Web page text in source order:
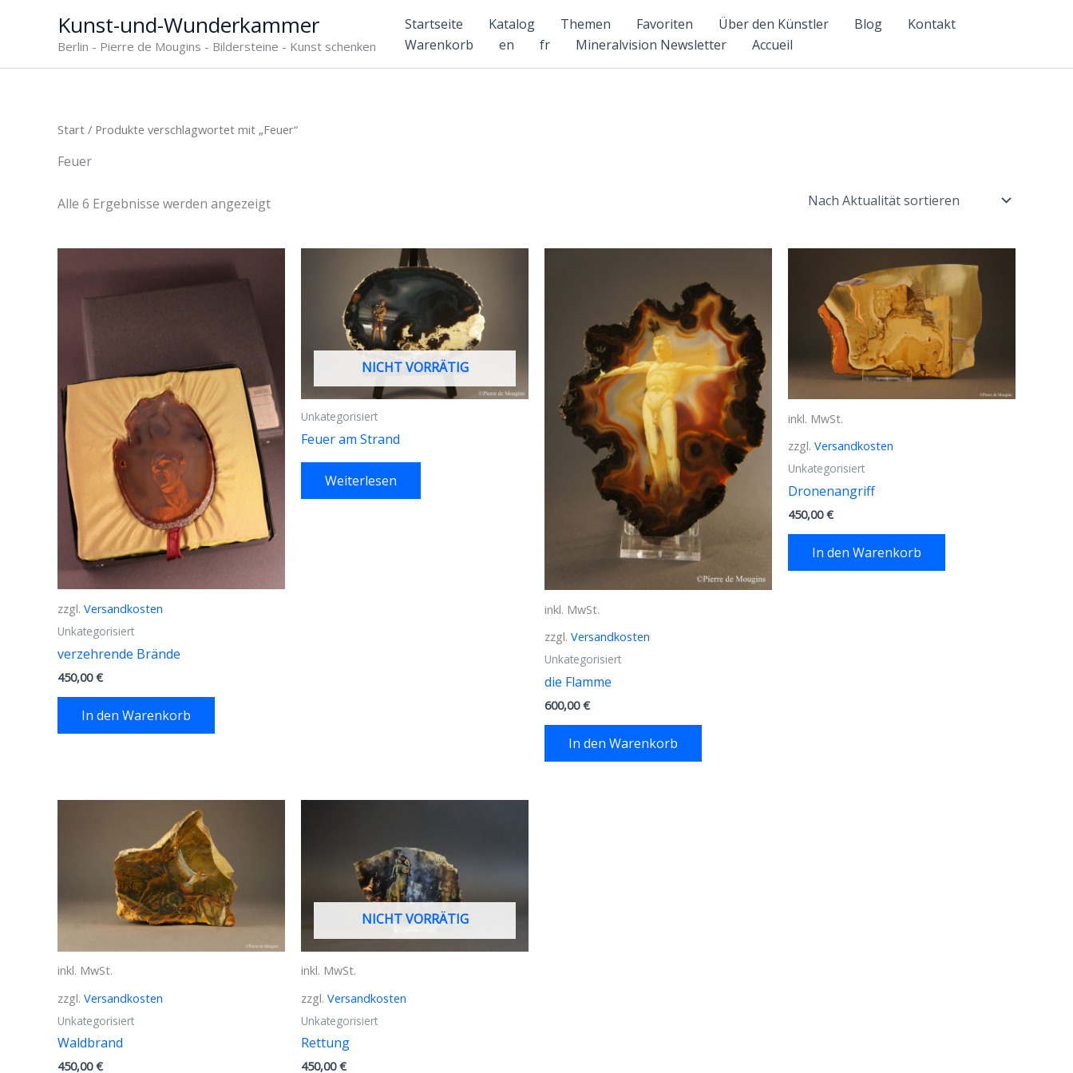
Kunst-und-Wunderkammer
Berlin - Pierre de Mougins - Bildersteine - Kunst schenken
Startseite Katalog Themen Favoriten Über den Künstler Blog
Kontakt
Warenkorb
en fr Mineralvision Newsletter Accueil
Start / Produkte verschlagwortet mit „Feuer“
Feuer
Alle 6 Ergebnisse werden angezeigtNach
zzgl. Versandkosten
Unkategorisiert
verzehrende Brände
450,00€
In den Warenkorb
NICHT VORRÄTIG
Unkategorisiert
Feuer am Strand
Weiterlesen
inkl. MwSt.
zzgl. Versandkosten
Unkategorisiert
die Flamme
600,00€
In den Warenkorb
inkl. MwSt.
zzgl. Versandkosten
Unkategorisiert
Dronenangriff
450,00€
In den Warenkorb
inkl. MwSt.
zzgl. Versandkosten
Unkategorisiert
Waldbrand
450,00€
NICHT VORRÄTIG
inkl. MwSt.
zzgl. Versandkosten
Unkategorisiert
Rettung
450,00€